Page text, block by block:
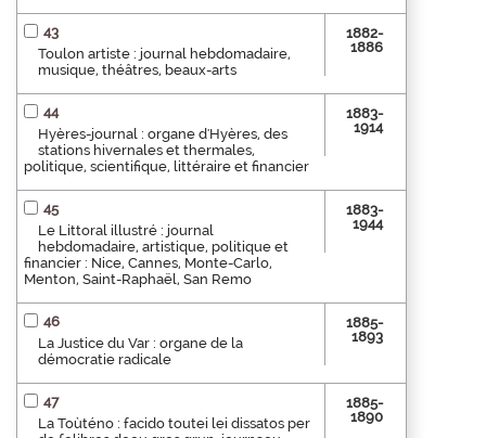
43
Toulon artiste : journal hebdomadaire,
musique, théâtres, beaux-arts
1882-
1886
44
Hyères-journal : organe d'Hyères, des
stations hivernales et thermales,
politique, scientifique, littéraire et financier
1883-
1914
45
Le Littoral illustré : journal
hebdomadaire, artistique, politique et
financier : Nice, Cannes, Monte-Carlo,
Menton, Saint-Raphaël, San Remo
1883-
1944
46
La Justice du Var : organe de la
démocratie radicale
1885-
1893
47
La Toùténo : facido toutei lei dissatos per
1885-
1890